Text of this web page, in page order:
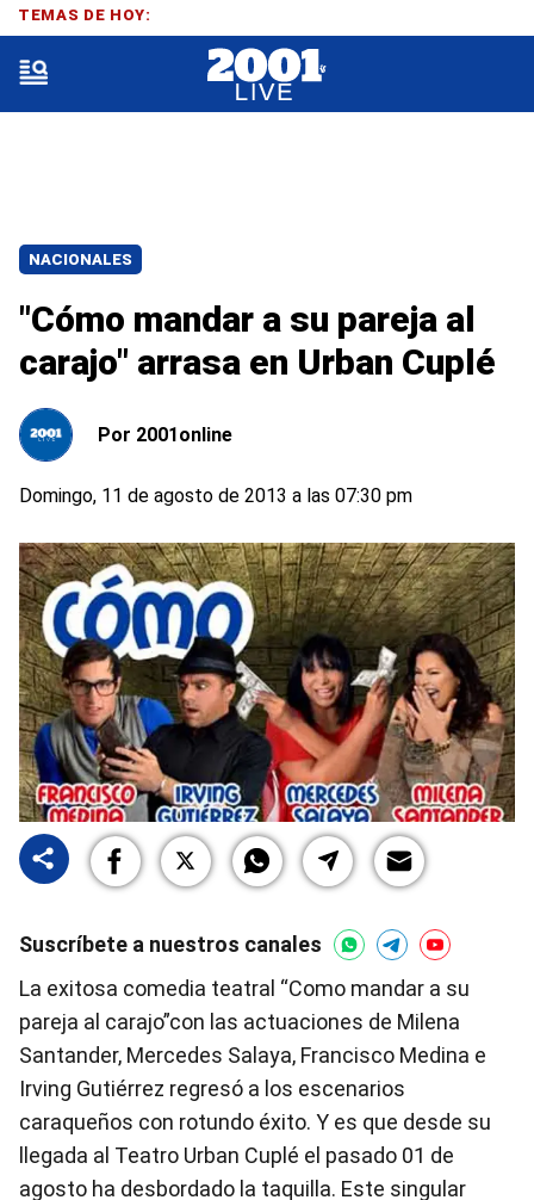
NACIONALES
"Cómo mandar a su pareja al
carajo" arrasa en Urban Cuplé
Por 2001online
Domingo, 11 de agosto de 2013 a las 07:30 pm
Suscríbete a nuestros canales
La exitosa comedia teatral “Como mandar a su
pareja al carajo”con las actuaciones de Milena
Santander, Mercedes Salaya, Francisco Medina e
Irving Gutiérrez regresó a los escenarios
caraqueños con rotundo éxito. Y es que desde su
llegada al Teatro Urban Cuplé el pasado 01 de
agosto ha desbordado la taquilla. Este singular
TEMAS DE HOY: